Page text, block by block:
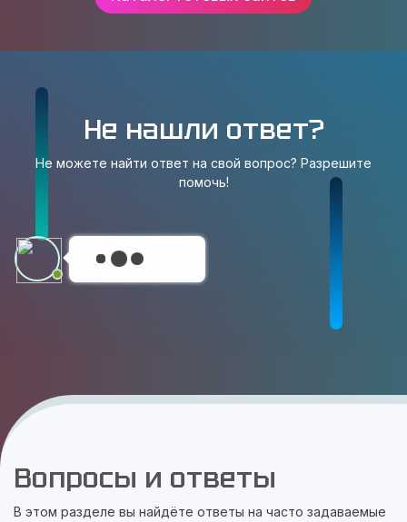
Не нашли ответ?
Не можете найти ответ на свой вопрос? Разрешите
помочь!
Вопросы и ответы
В этом разделе вы найдёте ответы на часто задаваемые